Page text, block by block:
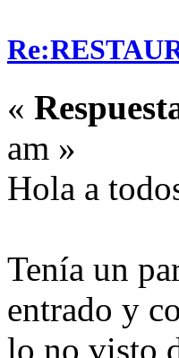
«
am »
Hola a
Tenía un
entrado y
lo no visto